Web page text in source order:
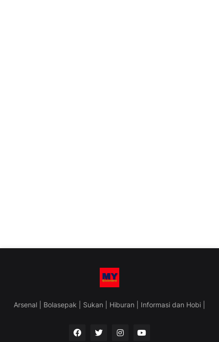
Arsenal | Bolasepak | Sukan | Hiburan | Informasi dan Hobi |